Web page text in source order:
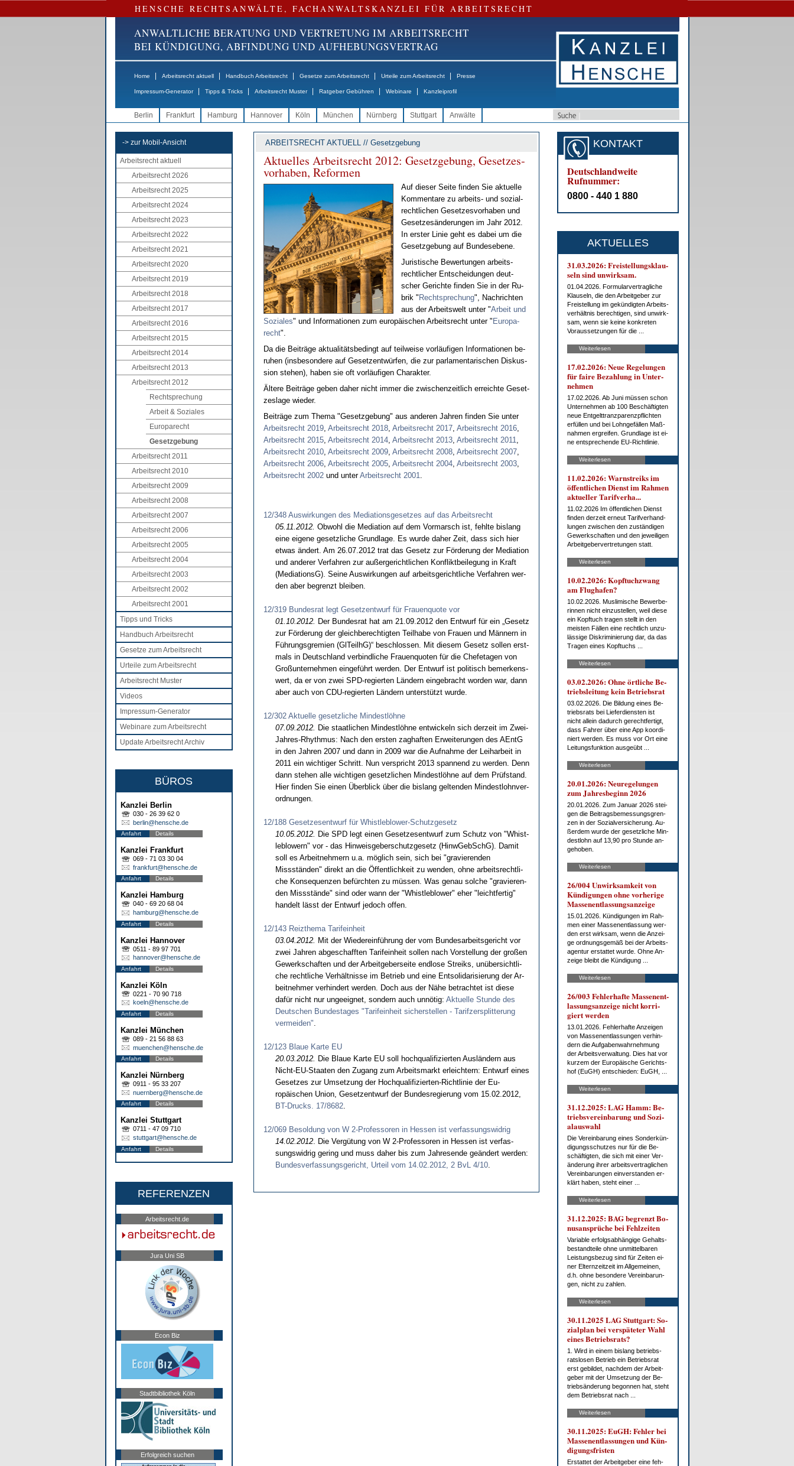
HENSCHE RECHTSANWÄLTE, FACHANWALTSKANZLEI FÜR ARBEITSRECHT
ANWALTLICHE BERATUNG UND VERTRETUNG IM ARBEITSRECHT
BEI KÜNDIGUNG, ABFINDUNG UND AUFHEBUNGSVERTRAG
Home Arbeitsrecht aktuell Handbuch Arbeitsrecht Gesetze zum Arbeitsrecht Urteile zum Arbeitsrecht Presse
Impressum-Generator Tipps & Tricks Arbeitsrecht Muster Ratgeber Gebühren Webinare Kanzleiprofil
Berlin Frankfurt Hamburg Hannover Köln München Nürnberg Stuttgart Anwälte
-> zur Mobil-Ansicht
Arbeitsrecht aktuell
Arbeitsrecht 2026
Arbeitsrecht 2025
Arbeitsrecht 2024
Arbeitsrecht 2023
Arbeitsrecht 2022
Arbeitsrecht 2021
Arbeitsrecht 2020
Arbeitsrecht 2019
Arbeitsrecht 2018
Arbeitsrecht 2017
Arbeitsrecht 2016
Arbeitsrecht 2015
Arbeitsrecht 2014
Arbeitsrecht 2013
Arbeitsrecht 2012
Rechtsprechung
Arbeit & Soziales
Europarecht
Gesetzgebung
Arbeitsrecht 2011
Arbeitsrecht 2010
Arbeitsrecht 2009
Arbeitsrecht 2008
Arbeitsrecht 2007
Arbeitsrecht 2006
Arbeitsrecht 2005
Arbeitsrecht 2004
Arbeitsrecht 2003
Arbeitsrecht 2002
Arbeitsrecht 2001
Tipps und Tricks
Handbuch Arbeitsrecht
Gesetze zum Arbeitsrecht
Urteile zum Arbeitsrecht
Arbeitsrecht Muster
Videos
Impressum-Generator
Webinare zum Arbeitsrecht
Update Arbeitsrecht Archiv
BÜROS
Kanzlei Berlin
030 - 26 39 62 0
berlin@hensche.de
Anfahrt Details
Kanzlei Frankfurt
069 - 71 03 30 04
frankfurt@hensche.de
Anfahrt Details
Kanzlei Hamburg
040 - 69 20 68 04
hamburg@hensche.de
Anfahrt Details
Kanzlei Hannover
0511 - 89 97 701
hannover@hensche.de
Anfahrt Details
Kanzlei Köln
0221 - 70 90 718
koeln@hensche.de
Anfahrt Details
Kanzlei München
089 - 21 56 88 63
muenchen@hensche.de
Anfahrt Details
Kanzlei Nürnberg
0911 - 95 33 207
nuernberg@hensche.de
Anfahrt Details
Kanzlei Stuttgart
0711 - 47 09 710
stuttgart@hensche.de
Anfahrt Details
REFERENZEN
Arbeitsrecht.de
Jura Uni SB
Econ Biz
Stadtbibliothek Köln
Erfolgreich suchen
ARBEITSRECHT AKTUELL // Gesetzgebung
Ak­tu­el­les Ar­beits­recht 2012: Ge­setz­ge­bung, Ge­set­zes­
vor­ha­ben, Re­for­men
Auf die­ser Sei­te fin­den Sie ak­tu­el­le
Kom­men­ta­re zu ar­beits- und so­zi­al­
recht­li­chen Ge­set­zes­vor­ha­ben und
Ge­set­zes­än­de­run­gen im Jahr 2012.
In ers­ter Li­nie geht es da­bei um die
Ge­setz­ge­bung auf Bun­des­ebe­ne.
Ju­ris­ti­sche Be­wer­tun­gen ar­beits­
recht­li­cher Ent­schei­dun­gen deut­
scher Ge­rich­te fin­den Sie in der Ru­
brik " Recht­spre­chung", Nach­rich­ten
aus der Ar­beits­welt un­ter "Ar­beit und
So­zia­les" und In­for­ma­tio­nen zum eu­ro­päi­schen Ar­beits­recht un­ter " Eu­ro­pa­
recht".
Da die Bei­trä­ge ak­tua­li­täts­be­dingt auf teil­wei­se vor­läu­fi­gen In­for­ma­tio­nen be­
ru­hen (ins­be­son­de­re auf Ge­setz­ent­wür­fen, die zur par­la­men­ta­ri­schen Dis­kus­
si­on ste­hen), ha­ben sie oft vor­läu­fi­gen Cha­rak­ter.
Äl­te­re Bei­trä­ge ge­ben da­her nicht im­mer die zwi­schen­zeit­lich er­reich­te Ge­set­
zes­la­ge wie­der.
Bei­trä­ge zum The­ma "Ge­setz­ge­bung" aus an­de­ren Jah­ren fin­den Sie un­ter
Ar­beits­recht 2019, Ar­beits­recht 2018, Ar­beits­recht 2017, Ar­beits­recht 2016,
Ar­beits­recht 2015, Ar­beits­recht 2014, Ar­beits­recht 2013, Ar­beits­recht 2011,
Ar­beits­recht 2010, Ar­beits­recht 2009, Ar­beits­recht 2008, Ar­beits­recht 2007,
Ar­beits­recht 2006, Ar­beits­recht 2005, Ar­beits­recht 2004, Ar­beits­recht 2003,
Ar­beits­recht 2002und un­terAr­beits­recht 2001.
12/348 Auswirkungen des Mediationsgesetzes auf das Arbeitsrecht
05.11.2012. Ob­wohl die Me­dia­ti­on auf dem Vor­marsch ist, fehl­te bis­lang
ei­ne ei­ge­ne ge­setz­li­che Grund­la­ge. Es wur­de da­her Zeit, dass sich hier
et­was ändert. Am 26.07.2012 trat das Ge­setz zur Förde­rung der Me­dia­ti­on
und an­de­rer Ver­fah­ren zur außer­ge­richt­li­chen Kon­flikt­bei­le­gung in Kraft
(Me­dia­ti­onsG). Sei­ne Aus­wir­kun­gen auf ar­beits­ge­richt­li­che Ver­fah­ren wer­
den aber be­grenzt blei­ben.
12/319 Bundesrat legt Gesetzentwurf für Frauenquote vor
01.10.2012. Der Bun­des­rat hat am 21.09.2012 den Ent­wurf für ein „Ge­setz
zur Förde­rung der gleich­be­rech­tig­ten Teil­ha­be von Frau­en und Männern in
Führungs­gre­mi­en (Gl­TeilhG)“ be­schlos­sen. Mit die­sem Ge­setz sol­len erst­
mals in Deutsch­land ver­bind­li­che Frau­en­quo­ten für die Chef­eta­gen von
Großun­ter­neh­men ein­geführt wer­den. Der Ent­wurf ist po­li­tisch be­mer­kens­
wert, da er von zwei SPD-re­gier­ten Ländern ein­ge­bracht wor­den war, dann
aber auch von CDU-re­gier­ten Ländern un­terstützt wur­de.
12/302 Aktuelle gesetzliche Mindestlöhne
07.09.2012. Die staat­li­chen Min­destlöhne ent­wi­ckeln sich der­zeit im Zwei-
Jah­res-Rhyth­mus: Nach den ers­ten zag­haf­ten Er­wei­te­run­gen des AEntG
in den Jah­ren 2007 und dann in 2009 war die Auf­nah­me der Leih­ar­beit in
2011 ein wich­ti­ger Schritt. Nun ver­spricht 2013 span­nend zu wer­den. Denn
dann ste­hen al­le wich­ti­gen ge­setz­li­chen Min­destlöhne auf dem Prüfstand.
Hier fin­den Sie ei­nen Über­blick über die bis­lang gel­ten­den Min­dest­lohn­ver­
ord­nun­gen.
12/188 Gesetzesentwurf für Whistleblower-Schutzgesetz
10.05.2012. Die SPD legt ei­nen Ge­set­zes­ent­wurf zum Schutz von "Whist­
leb­lo­wern" vor - das Hin­weis­ge­ber­schutz­ge­setz (Hinw­Ge­bSchG). Da­mit
soll es Ar­beit­neh­mern u.a. möglich sein, sich bei "gra­vie­ren­den
Missständen" di­rekt an die Öffent­lich­keit zu wen­den, oh­ne ar­beits­recht­li­
che Kon­se­quen­zen befürch­ten zu müssen. Was ge­nau sol­che "gra­vie­ren­
den Missstände" sind oder wann der "Whist­leb­lo­wer" eher "leicht­fer­tig"
han­delt lässt der Ent­wurf je­doch of­fen.
12/143 Reizthema Tarifeinheit
03.04.2012. Mit der Wie­der­einführung der vom Bun­des­ar­beits­ge­richt vor
zwei Jah­ren ab­ge­schaff­ten Ta­rif­ein­heit sol­len nach Vor­stel­lung der großen
Ge­werk­schaf­ten und der Ar­beit­ge­ber­sei­te end­lo­se Streiks, unüber­sicht­li­
che recht­li­che Verhält­nis­se im Be­trieb und ei­ne Ent­so­li­da­ri­sie­rung der Ar­
beit­neh­mer ver­hin­dert wer­den. Doch aus der Nähe be­trach­tet ist die­se
dafür nicht nur un­ge­eig­net, son­dern auch unnötig: Ak­tu­el­le St­un­de des
Deut­schen Bun­des­ta­ges "Ta­rif­ein­heit si­cher­stel­len - Ta­rif­zer­split­te­rung
ver­mei­den".
12/123 Blaue Karte EU
20.03.2012. Die Blaue Kar­te EU soll hoch­qua­li­fi­zier­ten Ausländern aus
Nicht-EU-Staa­ten den Zu­gang zum Ar­beits­markt er­leich­tern: Ent­wurf ei­nes
Ge­set­zes zur Um­set­zung der Hoch­qua­li­fi­zier­ten-Richt­li­nie der Eu­
ropäischen Uni­on, Ge­setz­ent­wurf der Bun­des­re­gie­rung vom 15.02.2012,
BT-Drucks. 17/8682.
12/069 Besoldung von W 2-Professoren in Hessen ist verfassungswidrig
14.02.2012. Die Vergütung von W 2-Pro­fes­so­ren in Hes­sen ist ver­fas­
sungs­wid­rig ge­ring und muss da­her bis zum Jah­res­en­de geändert wer­den:
Bun­des­ver­fas­sungs­ge­richt, Ur­teil vom 14.02.2012, 2 BvL 4/10.
KONTAKT
Deutschlandweite
Rufnummer:
0800 - 440 1 880
AKTUELLES
31.03.2026: Frei­stel­lungs­klau­
seln sind un­wirk­sam.
01.04.2026. For­mu­lar­ver­trag­li­che
Klau­seln, die den Ar­beit­ge­ber zur
Frei­stel­lung im ge­kün­dig­ten Ar­beits­
ver­hält­nis be­rech­ti­gen, sind un­wirk­
sam, wenn sie kei­ne kon­kre­ten
Vor­aus­set­zun­gen für die ...
Weiterlesen
17.02.2026: Neue Re­ge­lun­gen
für fai­re Be­zah­lung in Un­ter­
neh­men
17.02.2026. Ab Ju­ni müs­sen schon
Un­ter­neh­men ab 100 Be­schäf­tig­ten
neue Ent­gelt­tranz­pa­renz­pflich­ten
er­fül­len und bei Lohn­ge­fäl­len Maß­
nah­men er­grei­fen. Grund­la­ge ist ei­
ne ent­spre­chen­de EU-Richt­li­nie.
Weiterlesen
11.02.2026: Warn­streiks im
öf­fent­li­chen Dienst im Rah­men
ak­tu­el­ler Ta­rif­ver­ha...
11.02.2026 Im öf­fent­li­chen Dienst
fin­den der­zeit er­neut Ta­rif­ver­hand­
lun­gen zwi­schen den zu­stän­di­gen
Ge­werk­schaf­ten und den je­wei­li­gen
Ar­beit­ge­ber­ver­tre­tun­gen statt.
Weiterlesen
10.02.2026: Kopf­tuch­zwang
am Flug­ha­fen?
10.02.2026. Mus­li­mi­sche Be­wer­be­
rin­nen nicht ein­zu­stel­len, weil die­se
ein Kopf­tuch tra­gen stellt in den
meis­ten Fäl­len ei­ne recht­lich un­zu­
läs­si­ge Dis­kri­mi­nie­rung dar, da das
Tra­gen ei­nes Kopf­tuchs ...
Weiterlesen
03.02.2026: Oh­ne ört­li­che Be­
triebs­lei­tung kein Be­triebs­rat
03.02.2026. Die Bil­dung ei­nes Be­
triebs­rats bei Lie­fer­diens­ten ist
nicht al­lein da­durch ge­recht­fer­tigt,
dass Fah­rer über ei­ne App ko­or­di­
niert wer­den. Es muss vor Ort ei­ne
Lei­tungs­funk­ti­on aus­ge­übt ...
Weiterlesen
20.01.2026: Neu­re­ge­lun­gen
zum Jah­res­be­ginn 2026
20.01.2026. Zum Ja­nu­ar 2026 stei­
gen die Bei­trags­be­mes­sungs­gren­
zen in der So­zi­al­ver­si­che­rung. Au­
ßer­dem wur­de der ge­setz­li­che Min­
dest­lohn auf 13,90 pro St­un­de an­
ge­ho­ben.
Weiterlesen
26/004 Un­wirk­sam­keit von
Kün­di­gun­gen oh­ne vor­he­ri­ge
Mas­sen­ent­las­sungs­an­zei­ge
15.01.2026. Kün­di­gun­gen im Rah­
men ei­ner Mas­sen­ent­las­sung wer­
den erst wirk­sam, wenn die An­zei­
ge ord­nungs­ge­mäß bei der Ar­beits­
agen­tur er­stat­tet wur­de. Oh­ne An­
zei­ge bleibt die Kün­di­gung ...
Weiterlesen
26/003 Feh­ler­haf­te Mas­sen­ent­
las­sungs­an­zei­ge nicht kor­ri­
giert wer­den
13.01.2026. Feh­ler­haf­te An­zei­gen
von Mas­sen­ent­las­sun­gen ver­hin­
dern die Auf­ga­ben­wahr­neh­mung
der Ar­beits­ver­wal­tung. Dies hat vor
kur­zem der Eu­ro­päi­sche Ge­richts­
hof (EuGH) ent­schie­den: EuGH, ...
Weiterlesen
31.12.2025: LAG Hamm: Be­
triebs­ver­ein­ba­rung und So­zi­
al­aus­wahl
Die Ver­ein­ba­rung ei­nes Son­der­kün­
di­gungs­schut­zes nur für die Be­
schäf­tig­ten, die sich mit ei­ner Ver­
än­de­rung ih­rer ar­beits­ver­trag­li­chen
Ver­ein­ba­run­gen ein­ver­stan­den er­
klärt ha­ben, steht ei­ner ...
Weiterlesen
31.12.2025: BAG be­grenzt Bo­
nus­an­sprü­che bei Fehl­zei­ten
Va­ria­ble er­folgs­ab­hän­gi­ge Ge­halts­
be­stand­tei­le oh­ne un­mit­tel­ba­ren
Leis­tungs­be­zug sind für Zei­ten ei­
ner El­tern­zeit­zeit im All­ge­mei­nen,
d.h. oh­ne be­son­de­re Ver­ein­ba­run­
gen, nicht zu zah­len.
Weiterlesen
30.11.2025 LAG Stutt­gart: So­
zi­al­plan bei ver­spä­te­ter Wahl
ei­nes Be­triebs­rats?
1. Wird in ei­nem bis­lang be­triebs­
rats­lo­sen Be­trieb ein Be­triebs­rat
erst ge­bil­det, nach­dem der Ar­beit­
ge­ber mit der Um­set­zung der Be­
trieb­s­än­de­rung be­gon­nen hat, steht
dem Be­triebs­rat nach ...
Weiterlesen
30.11.2025: EuGH: Feh­ler bei
Mas­sen­ent­las­sun­gen und Kün­
di­gungs­fris­ten
Er­stat­tet der Ar­beit­ge­ber ei­ne feh­